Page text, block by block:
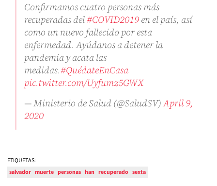
Confirmamos cuatro personas más
recuperadas del#COVID2019en el país, así
como un nuevo fallecido por esta
enfermedad. Ayúdanos a detener la
pandemia y acata las
medidas.#QuédateEnCasa
pic.twitter.com/Uyfumz5GWX
— Ministerio de Salud (@SaludSV)April 9,
2020
ETIQUETAS:
salvador muerte personas han recuperado sexta